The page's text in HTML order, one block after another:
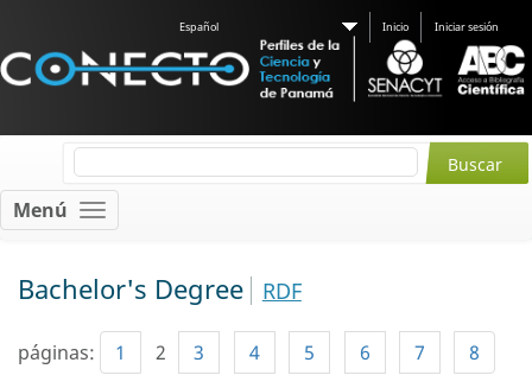
Español Inicio Iniciar sesión
Menú
Bachelor's Degree RDF
páginas: 1 2 3 4 5 6 7 8